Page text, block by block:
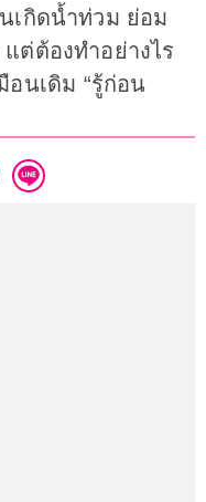
เกิดน้ำท่วม ย่อม
ต่ต้องทำอย่างไร
อนเดิม “รู้ก่อน